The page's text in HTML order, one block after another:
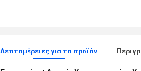
Λεπτομέρειες για το προϊόν